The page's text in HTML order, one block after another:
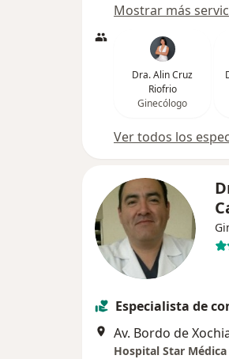
Mostrar más
Dra. Alin Cruz
Riofrio
Ginecólogo
Ver todos los
Especialista de
Hospital Star